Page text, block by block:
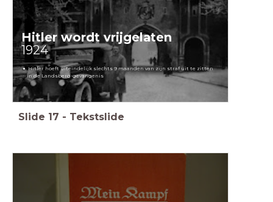
Hitler wordt vrijgelaten
1924
Hitler hoeft uiteindelijk slechts 9 maanden van zijn straf uit te zitten
in de Landsberg-gevangenis
Slide 17 - Tekstslide